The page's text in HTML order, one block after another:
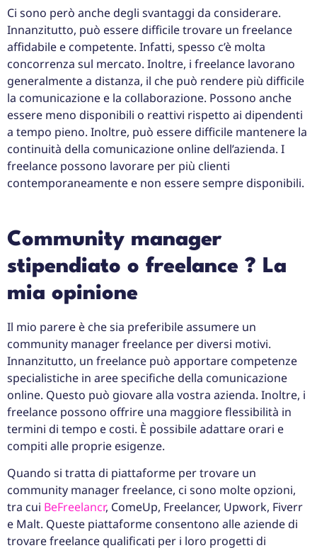
Ci sono però anche degli svantaggi da considerare.
Innanzitutto, può essere difficile trovare un freelance
affidabile e competente. Infatti, spesso c’è molta
concorrenza sul mercato. Inoltre, i freelance lavorano
generalmente a distanza, il che può rendere più difficile
la comunicazione e la collaborazione. Possono anche
essere meno disponibili o reattivi rispetto ai dipendenti
a tempo pieno. Inoltre, può essere difficile mantenere la
continuità della comunicazione online dell’azienda. I
freelance possono lavorare per più clienti
contemporaneamente e non essere sempre disponibili.
Community manager
stipendiato o freelance ? La
mia opinione
Il mio parere è che sia preferibile assumere un
community manager freelance per diversi motivi.
Innanzitutto, un freelance può apportare competenze
specialistiche in aree specifiche della comunicazione
online. Questo può giovare alla vostra azienda. Inoltre, i
freelance possono offrire una maggiore flessibilità in
termini di tempo e costi. È possibile adattare orari e
compiti alle proprie esigenze.
Quando si tratta di piattaforme per trovare un
community manager freelance, ci sono molte opzioni,
tra cui BeFreelancr, ComeUp, Freelancer, Upwork, Fiverr
e Malt. Queste piattaforme consentono alle aziende di
trovare freelance qualificati per i loro progetti di